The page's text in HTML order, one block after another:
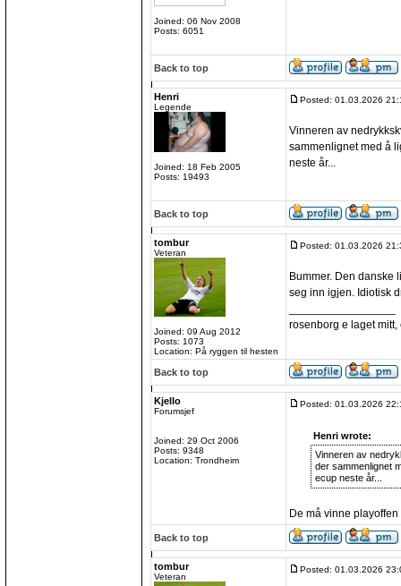
Joined: 06 Nov 2008
Posts: 6051
Back to top
Henri
Legende
Joined: 18 Feb 2005
Posts: 19493
Posted: 01.03.2026
Vinneren av
sammenlignet med å
neste år...
Back to top
tombur
Veteran
Joined: 09 Aug 2012
Posts: 1073
Location: På ryggen til hesten
Posted: 01.03.2026
Bummer. Den danske
seg inn igjen. Idiotisk
rosenborg e laget mitt,
Back to top
Kjello
Forumsjef
Joined: 29 Oct 2006
Posts: 9348
Location: Trondheim
Posted: 01.03.2026
Henri wrote:
Vinneren av
der sammenlignet
ecup neste år...
De må vinne
Back to top
tombur
Veteran
Posted: 01.03.2026